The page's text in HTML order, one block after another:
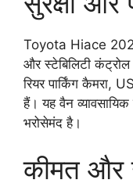
Toyota Hiace
और स्टेबिलिटी
रियर पार्किंग कैमरा,
हैं। यह वैन व्यावसायिक
भरोसेमंद है।
कीमत और